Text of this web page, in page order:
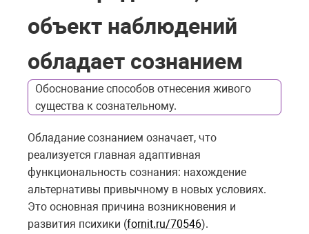
объект наблюдений
обладает сознанием
Обоснование способов отнесения живого
существа к сознательному.
Обладание сознанием означает, что
реализуется главная адаптивная
функциональность сознания: нахождение
альтернативы привычному в новых условиях.
Это основная причина возникновения и
развития психики (fornit.ru/70546).